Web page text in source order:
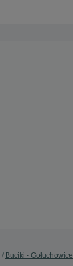
Buciki - Gołuchowice